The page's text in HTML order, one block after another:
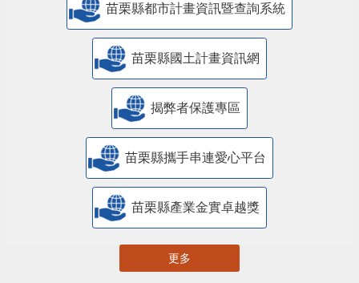
苗栗縣都市計畫資訊暨查詢系統
苗栗縣國土計畫資訊網
揭弊者保護專區
苗栗縣攜手串連愛心平台
苗栗縣產業金實卓越獎
更多